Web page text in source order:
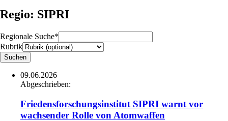
Regio: SIPRI
Regionale Suche*
Rubrik
09.06.2026
Abgeschrieben:
Friedensforschungsinstitut SIPRI warnt vor
wachsender Rolle von Atomwaffen